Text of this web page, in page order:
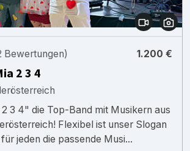
Bewertungen) 1.200 €
2 3 4
3 4" die Top-Band mit Musikern aus
Flexibel ist unser Slogan
jeden die passende Musi...